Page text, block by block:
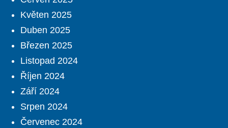
Květen 2025
Duben 2025
Březen 2025
Listopad 2024
Říjen 2024
Září 2024
Srpen 2024
Červenec 2024